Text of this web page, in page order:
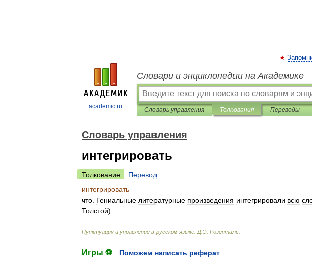
academic.ru
Словари и энциклопедии на Академике
Словарь управления Толкования Переводы
Словарь управления
интегрировать
Толкование
Перевод
интегрировать
что Гениальные литературные произведения интегрировали всю
Толстой).
Пунктуация и управление в русском языке Д Э Розенталь
Игры ⚽
Поможем написать реферат